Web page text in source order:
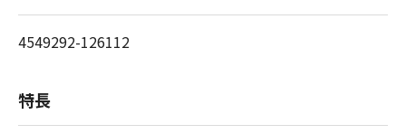
4549292-126112
特長